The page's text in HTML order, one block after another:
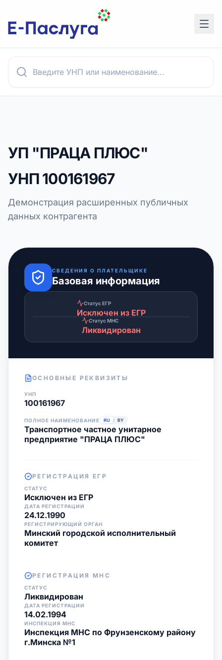
УП "ПРАЦА ПЛЮС"
УНП100161967
Демонстрация расширенных публичных
данных контрагента
СВЕДЕНИЯ О ПЛАТЕЛЬЩИКЕ
Базовая информация
Статус ЕГР
Исключен из ЕГР
Статус МНС
Ликвидирован
ОСНОВНЫЕ РЕКВИЗИТЫ
УНП
100161967
ПОЛНОЕ НАИМЕНОВАНИЕ RU / BY
Транспортное частное унитарное
предприятие "ПРАЦА ПЛЮС"
РЕГИСТРАЦИЯ ЕГР
СТАТУС
Исключен из ЕГР
ДАТА РЕГИСТРАЦИИ
24.12.1990
РЕГИСТРИРУЮЩИЙ ОРГАН
Минский городской исполнительный
комитет
РЕГИСТРАЦИЯ МНС
СТАТУС
Ликвидирован
ДАТА РЕГИСТРАЦИИ
14.02.1994
ИНСПЕКЦИЯ МНС
Инспекция МНС по Фрунзенскому району
г.Минска №1